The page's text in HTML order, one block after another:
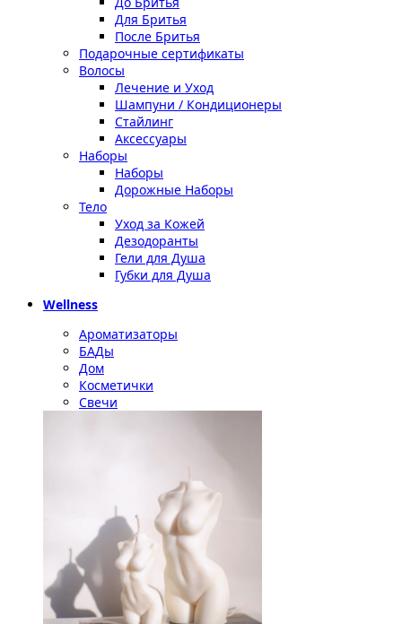
Для Бритья
После Бритья
Подарочные сертификаты
Волосы
Лечение и Уход
Шампуни / Кондиционеры
Стайлинг
Аксессуары
Наборы
Наборы
Дорожные Наборы
Тело
Уход за Кожей
Дезодоранты
Гели для Душа
Губки для Душа
Wellness
Ароматизаторы
БАДы
Дом
Косметички
Свечи